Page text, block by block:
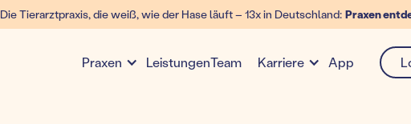
Die Tierarztpraxis, die weiß, wie der Hase läuft – 13x in Deutschland: Praxen
Praxen LeistungenTeam Karriere App